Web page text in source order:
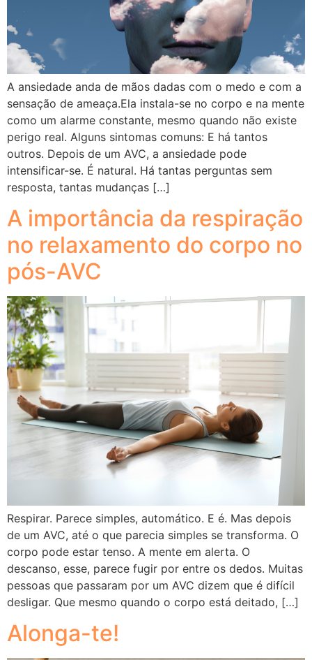
A ansiedade anda de mãos dadas com o medo e com a
sensação de ameaça.Ela instala-se no corpo e na mente
como um alarme constante, mesmo quando não existe
perigo real. Alguns sintomas comuns: E há tantos
outros. Depois de um AVC, a ansiedade pode
intensificar-se. É natural. Há tantas perguntas sem
resposta, tantas mudanças […]
A importância da respiração
no relaxamento do corpo no
pós-AVC
Respirar. Parece simples, automático. E é. Mas depois
de um AVC, até o que parecia simples se transforma. O
corpo pode estar tenso. A mente em alerta. O
descanso, esse, parece fugir por entre os dedos. Muitas
pessoas que passaram por um AVC dizem que é difícil
desligar. Que mesmo quando o corpo está deitado, […]
Alonga-te!